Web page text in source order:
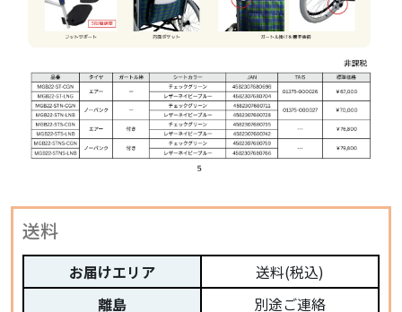
送料
お届けエリア
離島
送料(税込)
別途ご連絡